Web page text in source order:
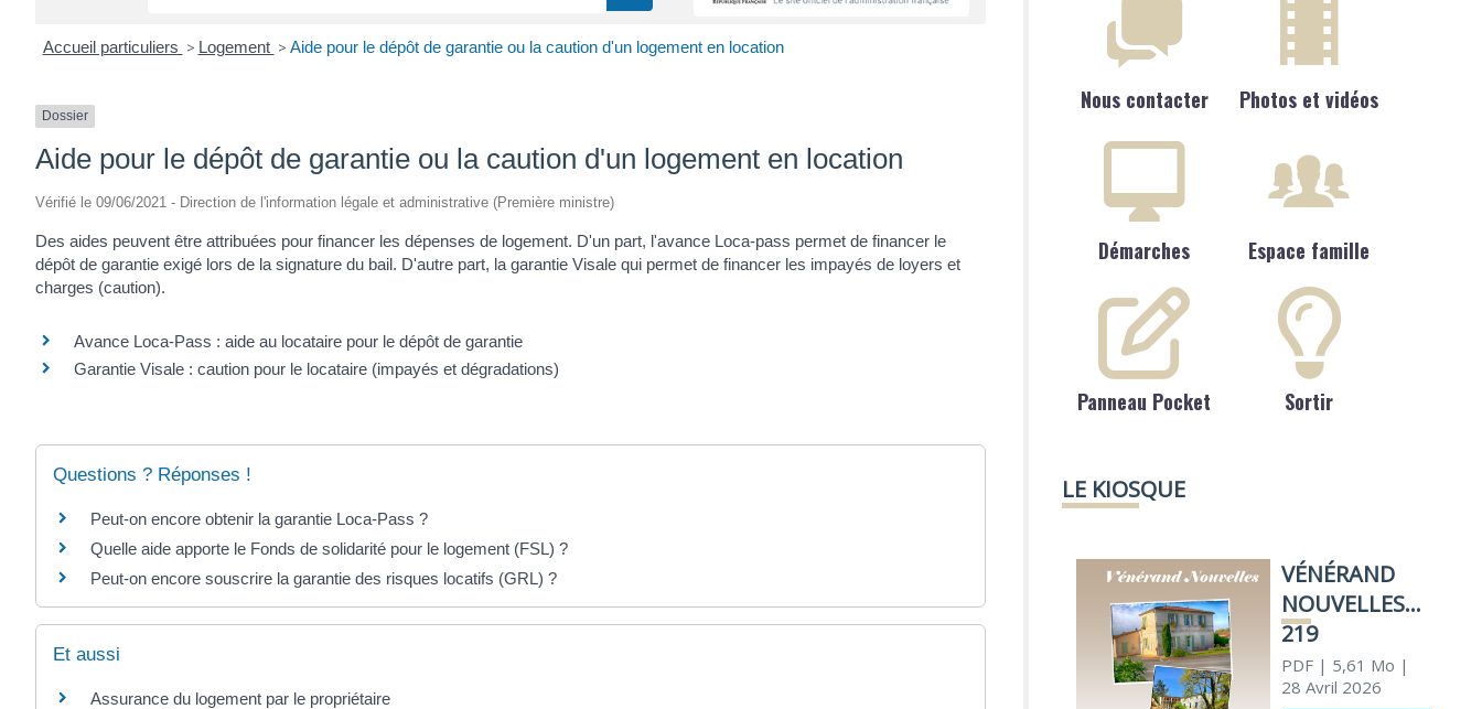
Accueil particuliers > Logement > Aide pour le dépôt de garantie ou la caution d'un logement en location
Dossier
Aide pour le dépôt de garantie ou la caution d'un logement en location
Vérifié le 09/06/2021 - Direction de l'information légale et administrative (Première ministre)
Des aides peuvent être attribuées pour financer les dépenses de logement. D'un part, l'avance Loca-pass permet de financer le
dépôt de garantie exigé lors de la signature du bail. D'autre part, la garantie Visale qui permet de financer les impayés de loyers et
charges (caution).
Avance Loca-Pass : aide au locataire pour le dépôt de garantie
Garantie Visale : caution pour le locataire (impayés et dégradations)
Questions ? Réponses !
Peut-on encore obtenir la garantie Loca-Pass ?
Quelle aide apporte le Fonds de solidarité pour le logement (FSL) ?
Peut-on encore souscrire la garantie des risques locatifs (GRL) ?
Et aussi
Assurance du logement par le propriétaire
Nous contacter Photos et vidéos
Démarches Espace famille
Panneau Pocket Sortir
LE KIOSQUE
VÉNÉRAND
NOUVELLES
219
PDF| 5,61 Mo |
28 Avril 2026